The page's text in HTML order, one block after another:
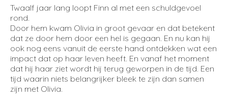
Twaalf jaar lang loopt Finn al met een schuldgevoel
rond.
Door hem kwam Olivia in groot gevaar en dat betekent
dat ze door hem door een hel is gegaan. En nu kan hij
ook nog eens vanuit de eerste hand ontdekken wat een
impact dat op haar leven heeft. En vanaf het moment
dat hij haar ziet wordt hij terug geworpen in de tijd. Een
tijd waarin niets belangrijker bleek te zijn dan samen
zijn met Olivia.